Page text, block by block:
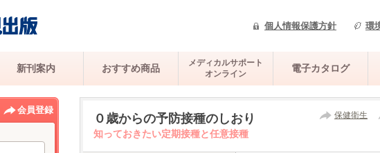
個人情報保護方針 環
新刊案内 おすすめ商品
メディカルサポート
オンライン
電子カタログ
保健衛生
０歳からの予防接種のしおり
知っておきたい定期接種と任意接種
会員登録